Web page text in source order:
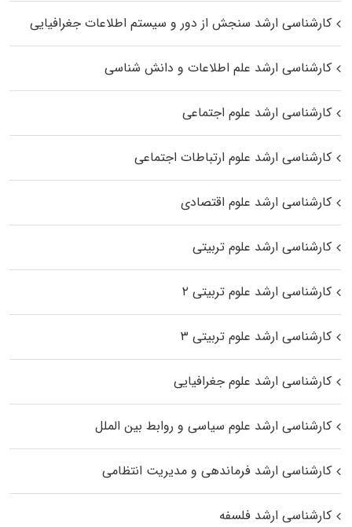
کارشناسی ارشد سنجش از دور و سیستم اطلاعات جغرافیایی
کارشناسی ارشد علم اطلاعات و دانش شناسی
کارشناسی ارشد علوم اجتماعی
کارشناسی ارشد علوم ارتباطات اجتماعی
کارشناسی ارشد علوم اقتصادی
کارشناسی ارشد علوم تربیتی
کارشناسی ارشد علوم تربیتی ۲
کارشناسی ارشد علوم تربیتی ۳
کارشناسی ارشد علوم جغرافیایی
کارشناسی ارشد علوم سیاسی و روابط بین الملل
کارشناسی ارشد فرماندهی و مدیریت انتظامی
کارشناسی ارشد فلسفه